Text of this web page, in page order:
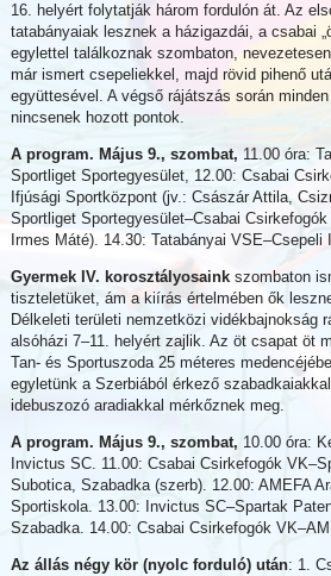
16. helyért folytatják három fordulón át. Az
tatabányaiak lesznek a házigazdái, a csabai
egylettel találkoznak szombaton,
már ismert csepeliekkel, majd rövid pihenő
együttesével. A végső rájátszás során
nincsenek hozott pontok.
A program. Május 9., szombat, 11.00 óra:
Sportliget Sportegyesület, 12.00: Csabai
Ifjúsági Sportközpont (jv.: Császár Attila,
Sportliget Sportegyesület–Csabai
Irmes Máté). 14.30: Tatabányai
Gyermek IV. korosztályosainkszombaton
tiszteletüket, ám a kiírás értelmében ők
Délkeleti területi nemzetközi vidékbajnokság
alsóházi 7–11. helyért zajlik. Az öt csapat öt
Tan- és Sportuszoda 25 méteres
egyletünk a Szerbiából érkező
idebuszozó aradiakkal mérkőznek meg.
A program. Május 9., szombat, 10.00 óra:
Invictus SC. 11.00: Csabai Csirkefogók
Subotica, Szabadka (szerb). 12.00: AMEFA
Sportiskola. 13.00: Invictus SC–Spartak
Szabadka. 14.00: Csabai Csirkefogók
Az állás négy kör (nyolc forduló) után: 1.